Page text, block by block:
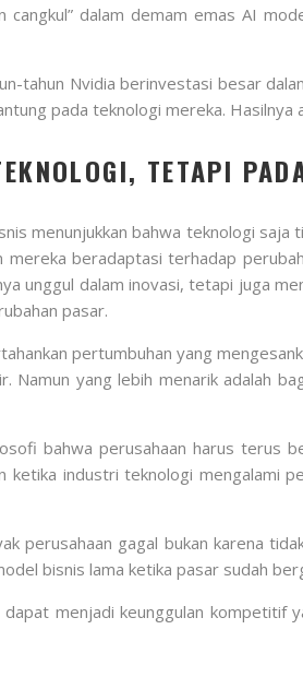
dalam demam emas AI
tahun Nvidia berinvestasi besar
pada teknologi mereka.
TETAPI
menunjukkan bahwa teknologi saja
beradaptasi terhadap
unggul dalam inovasi, tetapi juga
pasar.
pertumbuhan yang
yang lebih menarik adalah
bahwa perusahaan harus terus
industri teknologi mengalami
perusahaan gagal bukan karena
bisnis lama ketika pasar sudah
menjadi keunggulan kompetitif